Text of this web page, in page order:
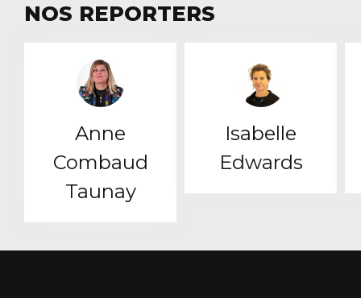
NOS REPORTERS
Anne
Combaud
Taunay
Isabelle
Edwards